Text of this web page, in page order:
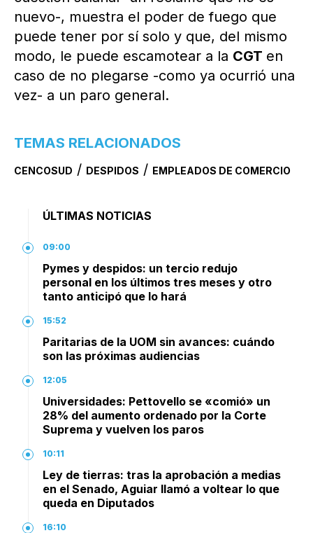
nuevo-, muestra el poder de fuego que
puede tener por sí solo y que, del mismo
modo, le puede escamotear a la CGT en
caso de no plegarse -como ya ocurrió una
vez- a un paro general.
TEMAS RELACIONADOS
CENCOSUD / DESPIDOS / EMPLEADOS DE COMERCIO
ÚLTIMAS NOTICIAS
09:00
Pymes y despidos: un tercio redujo
personal en los últimos tres meses y otro
tanto anticipó que lo hará
15:52
Paritarias de la UOM sin avances: cuándo
son las próximas audiencias
12:05
Universidades: Pettovello se «comió» un
28% del aumento ordenado por la Corte
Suprema y vuelven los paros
10:11
Ley de tierras: tras la aprobación a medias
en el Senado, Aguiar llamó a voltear lo que
queda en Diputados
16:10